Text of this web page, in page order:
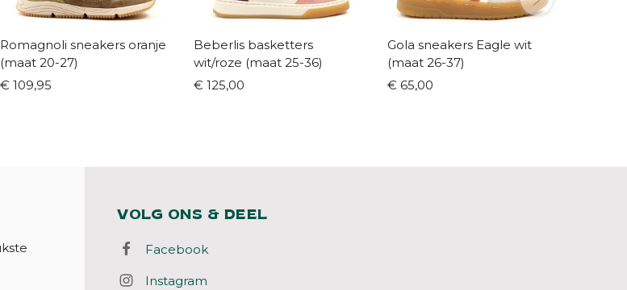
Romagnoli sneakers oranje
(maat 20-27)
€ 109,95
Beberlis basketters
wit/roze (maat 25-36)
€ 125,00
Gola sneakers Eagle wit
(maat 26-37)
€ 65,00
VOLG ONS & DEEL
Facebook
Instagram